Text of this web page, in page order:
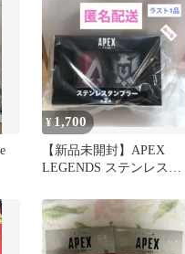
¥1,700
【新品未開封】APEX
LEGENDS ステンレスタ